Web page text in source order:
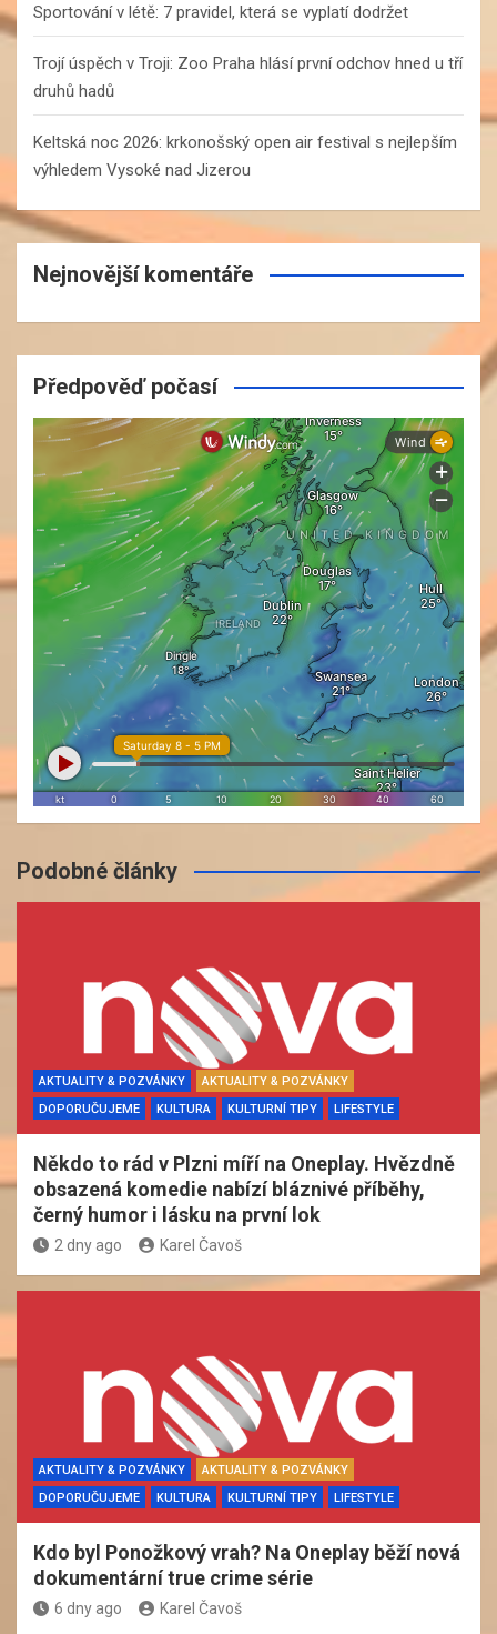
Sportování v létě: 7 pravidel, která se vyplatí dodržet
Trojí úspěch v Troji: Zoo Praha hlásí první odchov hned u tří
druhů hadů
Keltská noc 2026: krkonošský open air festival s nejlepším
výhledem Vysoké nad Jizerou
Nejnovější komentáře
Předpověď počasí
Podobné články
AKTUALITY & POZVÁNKY
AKTUALITY & POZVÁNKY
DOPORUČUJEME
KULTURA KULTURNÍ TIPY LIFESTYLE
Někdo to rád v Plzni míří na Oneplay. Hvězdně
obsazená komedie nabízí bláznivé příběhy,
černý humor i lásku na první lok
2 dny ago Karel Čavoš
AKTUALITY & POZVÁNKY
AKTUALITY & POZVÁNKY
DOPORUČUJEME
KULTURA KULTURNÍ TIPY LIFESTYLE
Kdo byl Ponožkový vrah? Na Oneplay běží nová
dokumentární true crime série
6 dny ago Karel Čavoš